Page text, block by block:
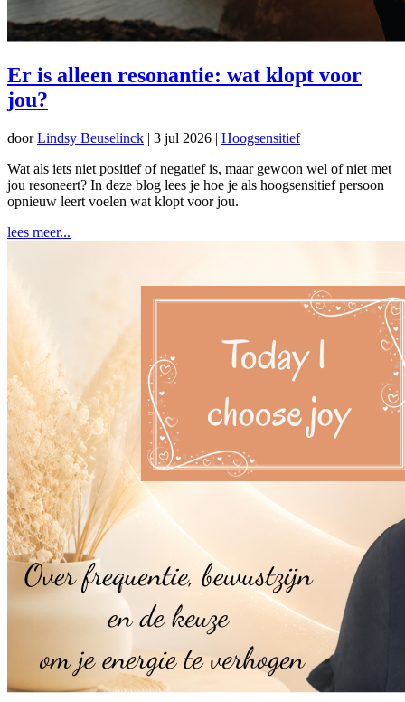
Er is alleen resonantie: wat klopt voor
jou?
doorLindsy Beuselinck | 3 jul 2026 | Hoogsensitief
Wat als iets niet positief of negatief is, maar gewoon wel of niet met
jou resoneert? In deze blog lees je hoe je als hoogsensitief persoon
opnieuw leert voelen wat klopt voor jou.
lees meer...